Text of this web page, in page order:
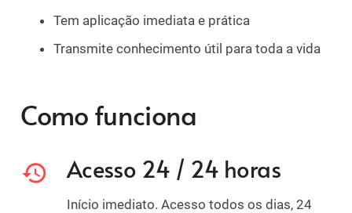
Tem aplicação imediata e prática
Transmite conhecimento útil para toda a vida
Como funciona
history Acesso 24 / 24 horas
Início imediato. Acesso todos os dias, 24